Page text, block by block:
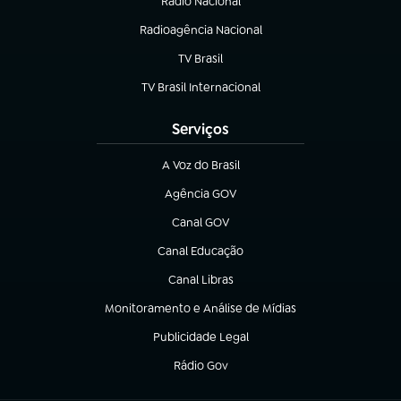
Radioagência Nacional
(abre em nova aba)
TV Brasil
(abre em nova aba)
TV Brasil Internacional
(abre em nova aba)
Serviços
A Voz do Brasil
(abre em nova aba)
Agência GOV
(abre em nova aba)
Canal GOV
(abre em nova aba)
Canal Educação
(abre em nova aba)
Canal Libras
(abre em nova aba)
Monitoramento e Análise de Mídias
(abre em nova aba)
Publicidade Legal
(abre em nova aba)
Rádio Gov
(abre em nova aba)